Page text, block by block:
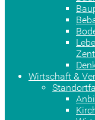
Wirtschaft &